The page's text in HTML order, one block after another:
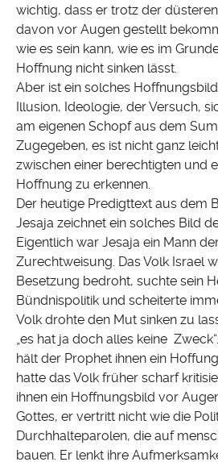
wichtig, dass er trotz der
davon vor Augen gestellt
wie es sein kann, wie es im
Hoffnung nicht sinken lässt.
Aber ist ein solches
Illusion, Ideologie, der Versuch,
am eigenen Schopf aus dem
Zugegeben, es ist nicht ganz
zwischen einer berechtigten und
Hoffnung zu erkennen.
Der heutige Predigttext aus dem
Jesaja zeichnet ein solches Bild
Eigentlich war Jesaja ein Mann
Zurechtweisung. Das Volk Israel
Besetzung bedroht, suchte sein
Bündnispolitik und scheiterte
Volk drohte den Mut sinken zu
„es hat ja doch alles keine
hält der Prophet ihnen ein
hatte das Volk früher scharf
ihnen ein Hoffnungsbild vor
Gottes, er vertritt nicht wie die
Durchhalteparolen, die auf
bauen. Er lenkt ihre